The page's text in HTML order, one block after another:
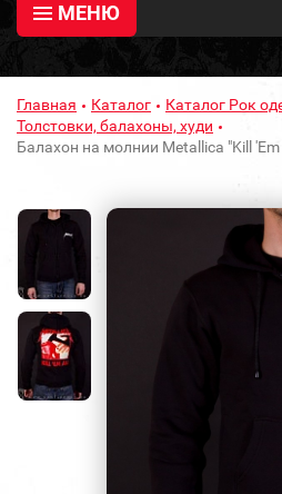
МЕНЮ
Главная Каталог
Каталог Рок
Толстовки, балахоны, худи
Балахон на молнии Metalliсa "Kill 'Em